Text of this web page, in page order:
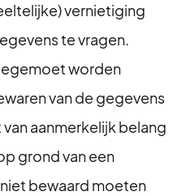
vernietiging
te vragen.
worden
van de gegevens
aanmerkelijk belang
grond van een
bewaard moeten